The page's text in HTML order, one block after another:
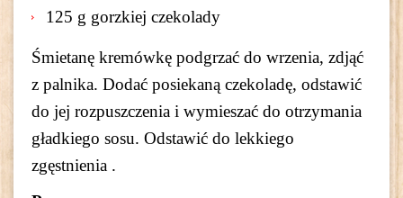
125 g gorzkiej czekolady
Śmietanę kremówkę podgrzać do wrzenia, zdjąć
z palnika. Dodać posiekaną czekoladę, odstawić
do jej rozpuszczenia i wymieszać do otrzymania
gładkiego sosu. Odstawić do lekkiego
zgęstnienia .